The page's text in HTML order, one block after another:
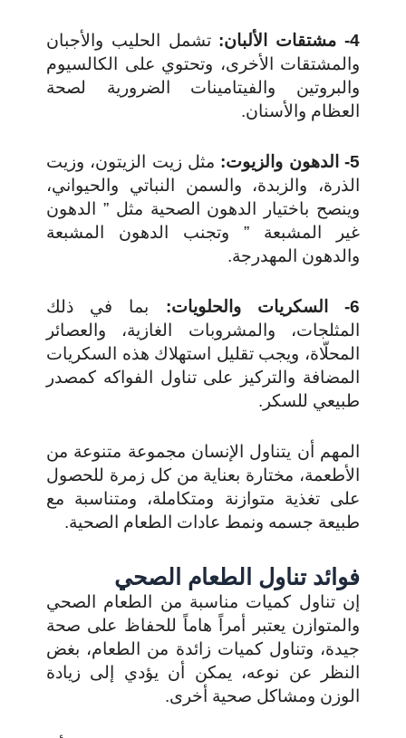
4- مشتقات الألبان:
تشمل الحليب والأجبان
والمشتقات الأخرى، وتحتوي على الكالسيوم
والبروتين والفيتامينات الضرورية لصحة
العظام والأسنان.
5- الدهون والزيوت:
مثل زيت الزيتون، وزيت
الذرة، والزبدة، والسمن النباتي والحيواني،
وينصح باختيار الدهون الصحية مثل ” الدهون
غير المشبعة ” وتجنب الدهون المشبعة
والدهون المهدرجة.
6- السكريات والحلويات:
بما في ذلك
المثلجات، والمشروبات الغازية، والعصائر
المحلّاة، ويجب تقليل استهلاك هذه السكريات
المضافة والتركيز على تناول الفواكه كمصدر
طبيعي للسكر.
المهم أن يتناول الإنسان مجموعة متنوعة من
الأطعمة، مختارة بعناية من كل زمرة للحصول
على تغذية متوازنة ومتكاملة، ومتناسبة مع
طبيعة جسمه ونمط عادات الطعام الصحية.
فوائد تناول الطعام الصحي
إن تناول كميات مناسبة من الطعام الصحي
والمتوازن يعتبر أمراً هاماً للحفاظ على صحة
جيدة، وتناول كميات زائدة من الطعام، بغض
النظر عن نوعه، يمكن أن يؤدي إلى زيادة
الوزن ومشاكل صحية أخرى.